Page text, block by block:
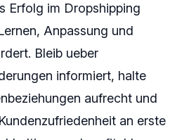
Erfolg im Dropshipping
Anpassung und
Bleib ueber
informiert, halte
aufrecht und
an erste